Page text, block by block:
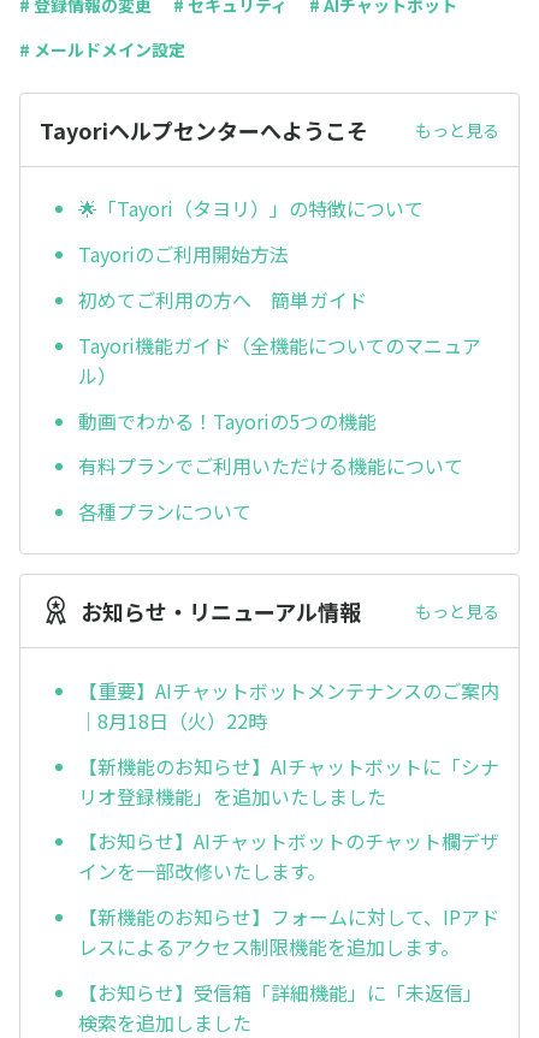
# 登録情報の変更
# セキュリティ
# AIチャットボット
# メールドメイン設定
Tayoriヘルプセンターへようこそ もっと見る
🌟「Tayori（タヨリ）」の特徴について
Tayoriのご利用開始方法
初めてご利用の方へ 簡単ガイド
Tayori機能ガイド（全機能についてのマニュア
ル）
動画でわかる！Tayoriの5つの機能
有料プランでご利用いただける機能について
各種プランについて
お知らせ・リニューアル情報 もっと見る
【重要】AIチャットボットメンテナンスのご案内
｜8月18日（火）22時
【新機能のお知らせ】AIチャットボットに「シナ
リオ登録機能」を追加いたしました
【お知らせ】AIチャットボットのチャット欄デザ
インを一部改修いたします。
【新機能のお知らせ】フォームに対して、IPアド
レスによるアクセス制限機能を追加します。
【お知らせ】受信箱「詳細機能」に「未返信」
検索を追加しました